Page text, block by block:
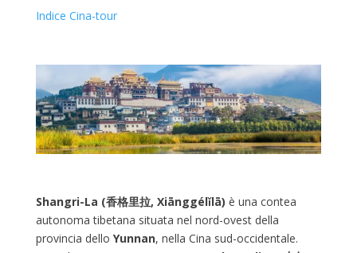
Indice Cina-tour
Shangri-La (香格里拉, Xiānggélǐlā) è una contea
autonoma tibetana situata nel nord-ovest della
provincia dello Yunnan, nella Cina sud-occidentale.